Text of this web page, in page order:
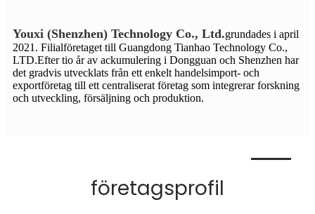
Youxi (Shenzhen) Technology Co., Ltd.grundades i april
2021. Filialföretaget till Guangdong Tianhao Technology Co.,
LTD.Efter tio år av ackumulering i Dongguan och Shenzhen har
det gradvis utvecklats från ett enkelt handelsimport- och
exportföretag till ett centraliserat företag som integrerar forskning
och utveckling, försäljning och produktion.
företagsprofil